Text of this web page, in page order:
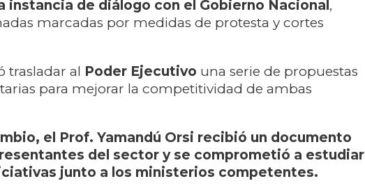
instancia de diálogo con el Gobierno Nacional ,
marcadas por medidas de protesta y cortes
trasladar al Poder Ejecutivo una serie de propuestas
para mejorar la competitividad de ambas
el Prof. Yamandú Orsi recibió un documento
del sector y se comprometió a estudiar
junto a los ministerios competentes.